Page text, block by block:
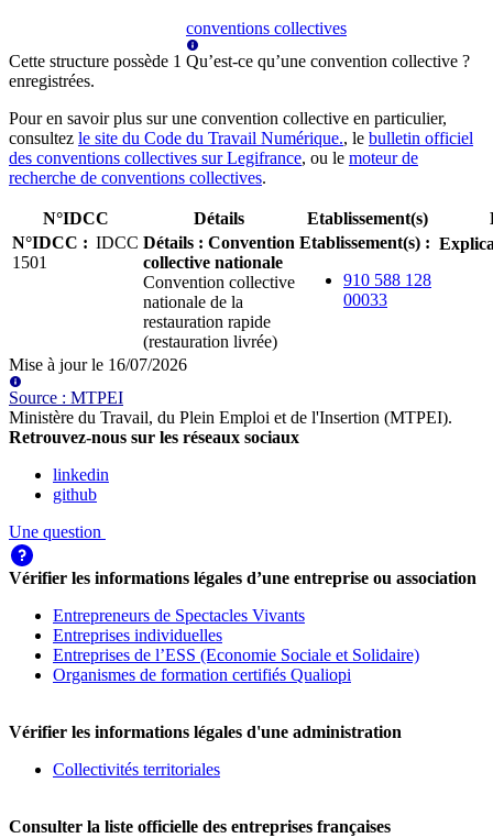
Cette structure possède 1
conventions collectives
Qu’est-ce qu’une convention collective ?
enregistrées.
Pour en savoir plus sur une convention collective en particulier,
consultez le site du Code du Travail Numérique., le bulletin officiel
des conventions collectives sur Legifrance, ou le moteur de
recherche de conventions collectives.
N°IDCC Détails Etablissement(s)
N°IDCC : IDCC
1501
Détails : Convention
collective nationale
Convention collective
nationale de la
restauration rapide
(restauration livrée)
Etablissement(s) :
910 588 128
00033
Mise à jour le 16/07/2026
Source : MTPEI
Ministère du Travail, du Plein Emploi et de l'Insertion (MTPEI).
Retrouvez-nous sur les réseaux sociaux
linkedin
github
Une question
Vérifier les informations légales d’une entreprise ou association
Entrepreneurs de Spectacles Vivants
Entreprises individuelles
Entreprises de l’ESS (Economie Sociale et Solidaire)
Organismes de formation certifiés Qualiopi
Vérifier les informations légales d'une administration
Collectivités territoriales
Consulter la liste officielle des entreprises françaises